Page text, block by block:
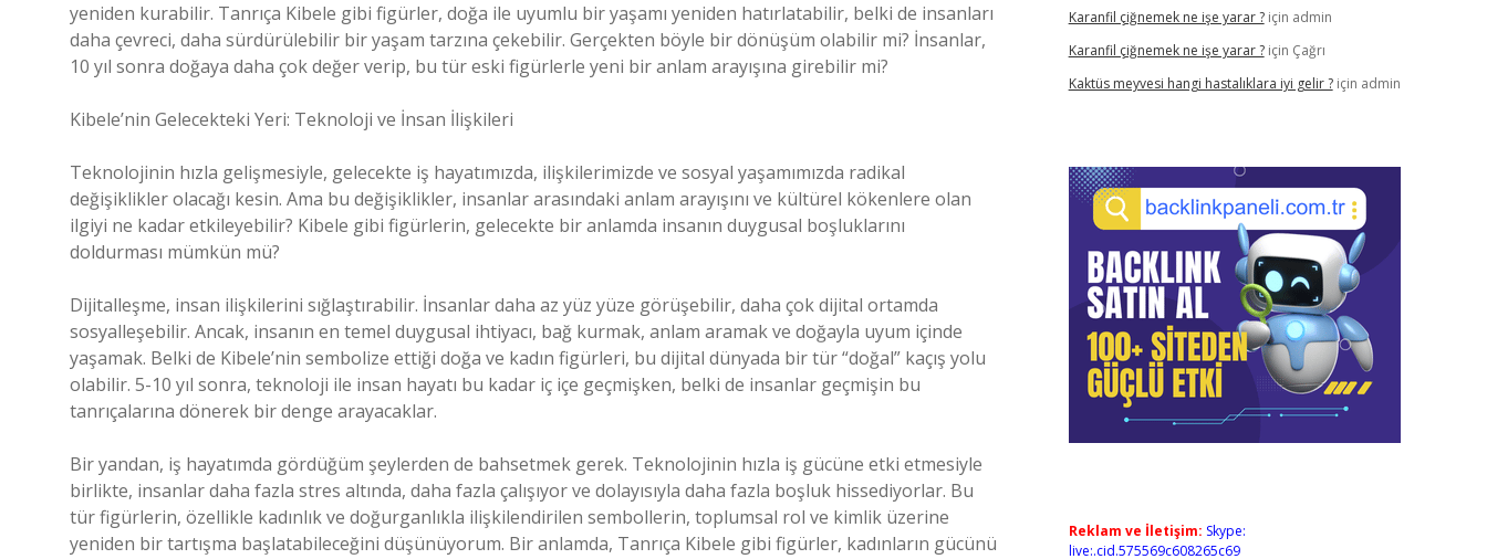
yeniden kurabilir. Tanrıça Kibele gibi figürler, doğa ile uyumlu bir yaşamı yeniden hatırlatabilir, belki de insanları
daha çevreci, daha sürdürülebilir bir yaşam tarzına çekebilir. Gerçekten böyle bir dönüşüm olabilir mi? İnsanlar,
10 yıl sonra doğaya daha çok değer verip, bu tür eski figürlerle yeni bir anlam arayışına girebilir mi?
Kibele’nin Gelecekteki Yeri: Teknoloji ve İnsan İlişkileri
Teknolojinin hızla gelişmesiyle, gelecekte iş hayatımızda, ilişkilerimizde ve sosyal yaşamımızda radikal
değişiklikler olacağı kesin. Ama bu değişiklikler, insanlar arasındaki anlam arayışını ve kültürel kökenlere olan
ilgiyi ne kadar etkileyebilir? Kibele gibi figürlerin, gelecekte bir anlamda insanın duygusal boşluklarını
doldurması mümkün mü?
Dijitalleşme, insan ilişkilerini sığlaştırabilir. İnsanlar daha az yüz yüze görüşebilir, daha çok dijital ortamda
sosyalleşebilir. Ancak, insanın en temel duygusal ihtiyacı, bağ kurmak, anlam aramak ve doğayla uyum içinde
yaşamak. Belki de Kibele’nin sembolize ettiği doğa ve kadın figürleri, bu dijital dünyada bir tür “doğal” kaçış yolu
olabilir. 5-10 yıl sonra, teknoloji ile insan hayatı bu kadar iç içe geçmişken, belki de insanlar geçmişin bu
tanrıçalarına dönerek bir denge arayacaklar.
Bir yandan, iş hayatımda gördüğüm şeylerden de bahsetmek gerek. Teknolojinin hızla iş gücüne etki etmesiyle
birlikte, insanlar daha fazla stres altında, daha fazla çalışıyor ve dolayısıyla daha fazla boşluk hissediyorlar. Bu
tür figürlerin, özellikle kadınlık ve doğurganlıkla ilişkilendirilen sembollerin, toplumsal rol ve kimlik üzerine
yeniden bir tartışma başlatabileceğini düşünüyorum. Bir anlamda, Tanrıça Kibele gibi figürler, kadınların gücünü
Karanfil çiğnemek ne işe yarar ?için admin
Karanfil çiğnemek ne işe yarar ?için Çağrı
Kaktüs meyvesi hangi hastalıklara iyi gelir ?için admin
Reklam ve İletişim: Skype:
live:.cid.575569c608265c69